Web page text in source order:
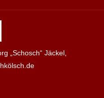
„Schosch“ Jäckel,